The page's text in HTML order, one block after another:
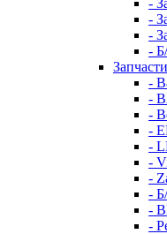
-
-
-
-
-
-
-
-
-
-
-
-
-
-